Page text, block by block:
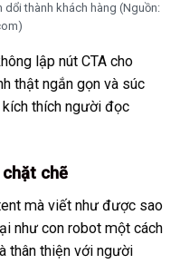
dổi thành khách hàng (Nguồn:
lập nút CTA cho
thật ngắn gọn và súc
kích thích người đọc
chặt chẽ
mà viết như được sao
như con robot một cách
thân thiện với người